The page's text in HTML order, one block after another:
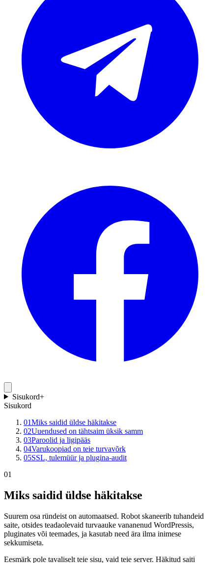
Sisukord+
Sisukord
01Miks saidid üldse häkitakse
02Uuendused on tähtsaim üksik samm
03Paroolid ja ligipääs
04Varukoopiad on teie turvavõrk
05SSL, tulemüür ja plugina-audit
01
Miks saidid üldse häkitakse
Suurem osa ründeist on automaatsed. Robot skaneerib tuhandeid
saite, otsides teadaolevaid turvaauke vananenud WordPressis,
pluginates või teemades, ja kasutab need ära ilma inimese
sekkumiseta.
Eesmärk pole tavaliselt teie sisu, vaid teie server. Häkitud saiti